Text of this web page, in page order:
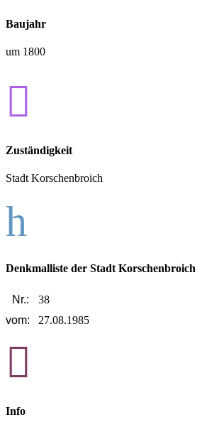
Baujahr
um 1800

Zuständigkeit
Stadt Korschenbroich
h
Denkmalliste der Stadt Korschenbroich
Nr.:
38
vom:
27.08.1985

Info